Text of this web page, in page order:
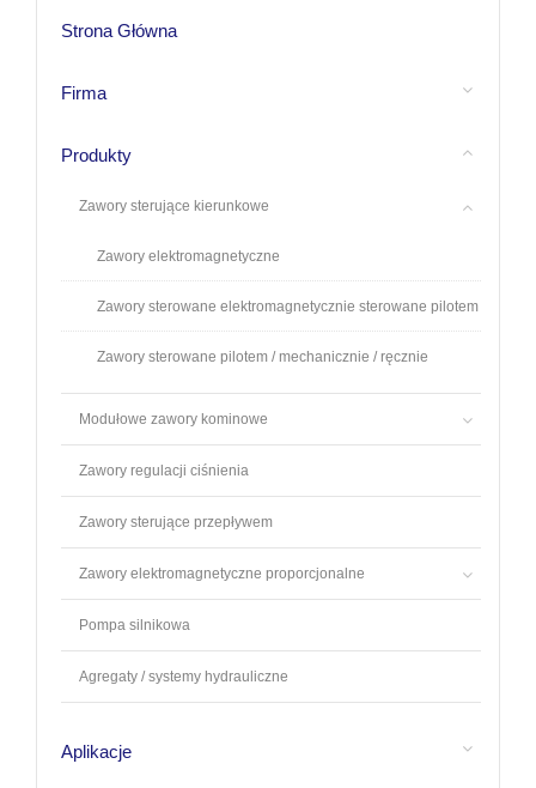
Strona Główna
Firma
Produkty
Zawory sterujące kierunkowe
Zawory elektromagnetyczne
Zawory sterowane elektromagnetycznie sterowane pilotem
Zawory sterowane pilotem / mechanicznie / ręcznie
Modułowe zawory kominowe
Zawory regulacji ciśnienia
Zawory sterujące przepływem
Zawory elektromagnetyczne proporcjonalne
Pompa silnikowa
Agregaty / systemy hydrauliczne
Aplikacje